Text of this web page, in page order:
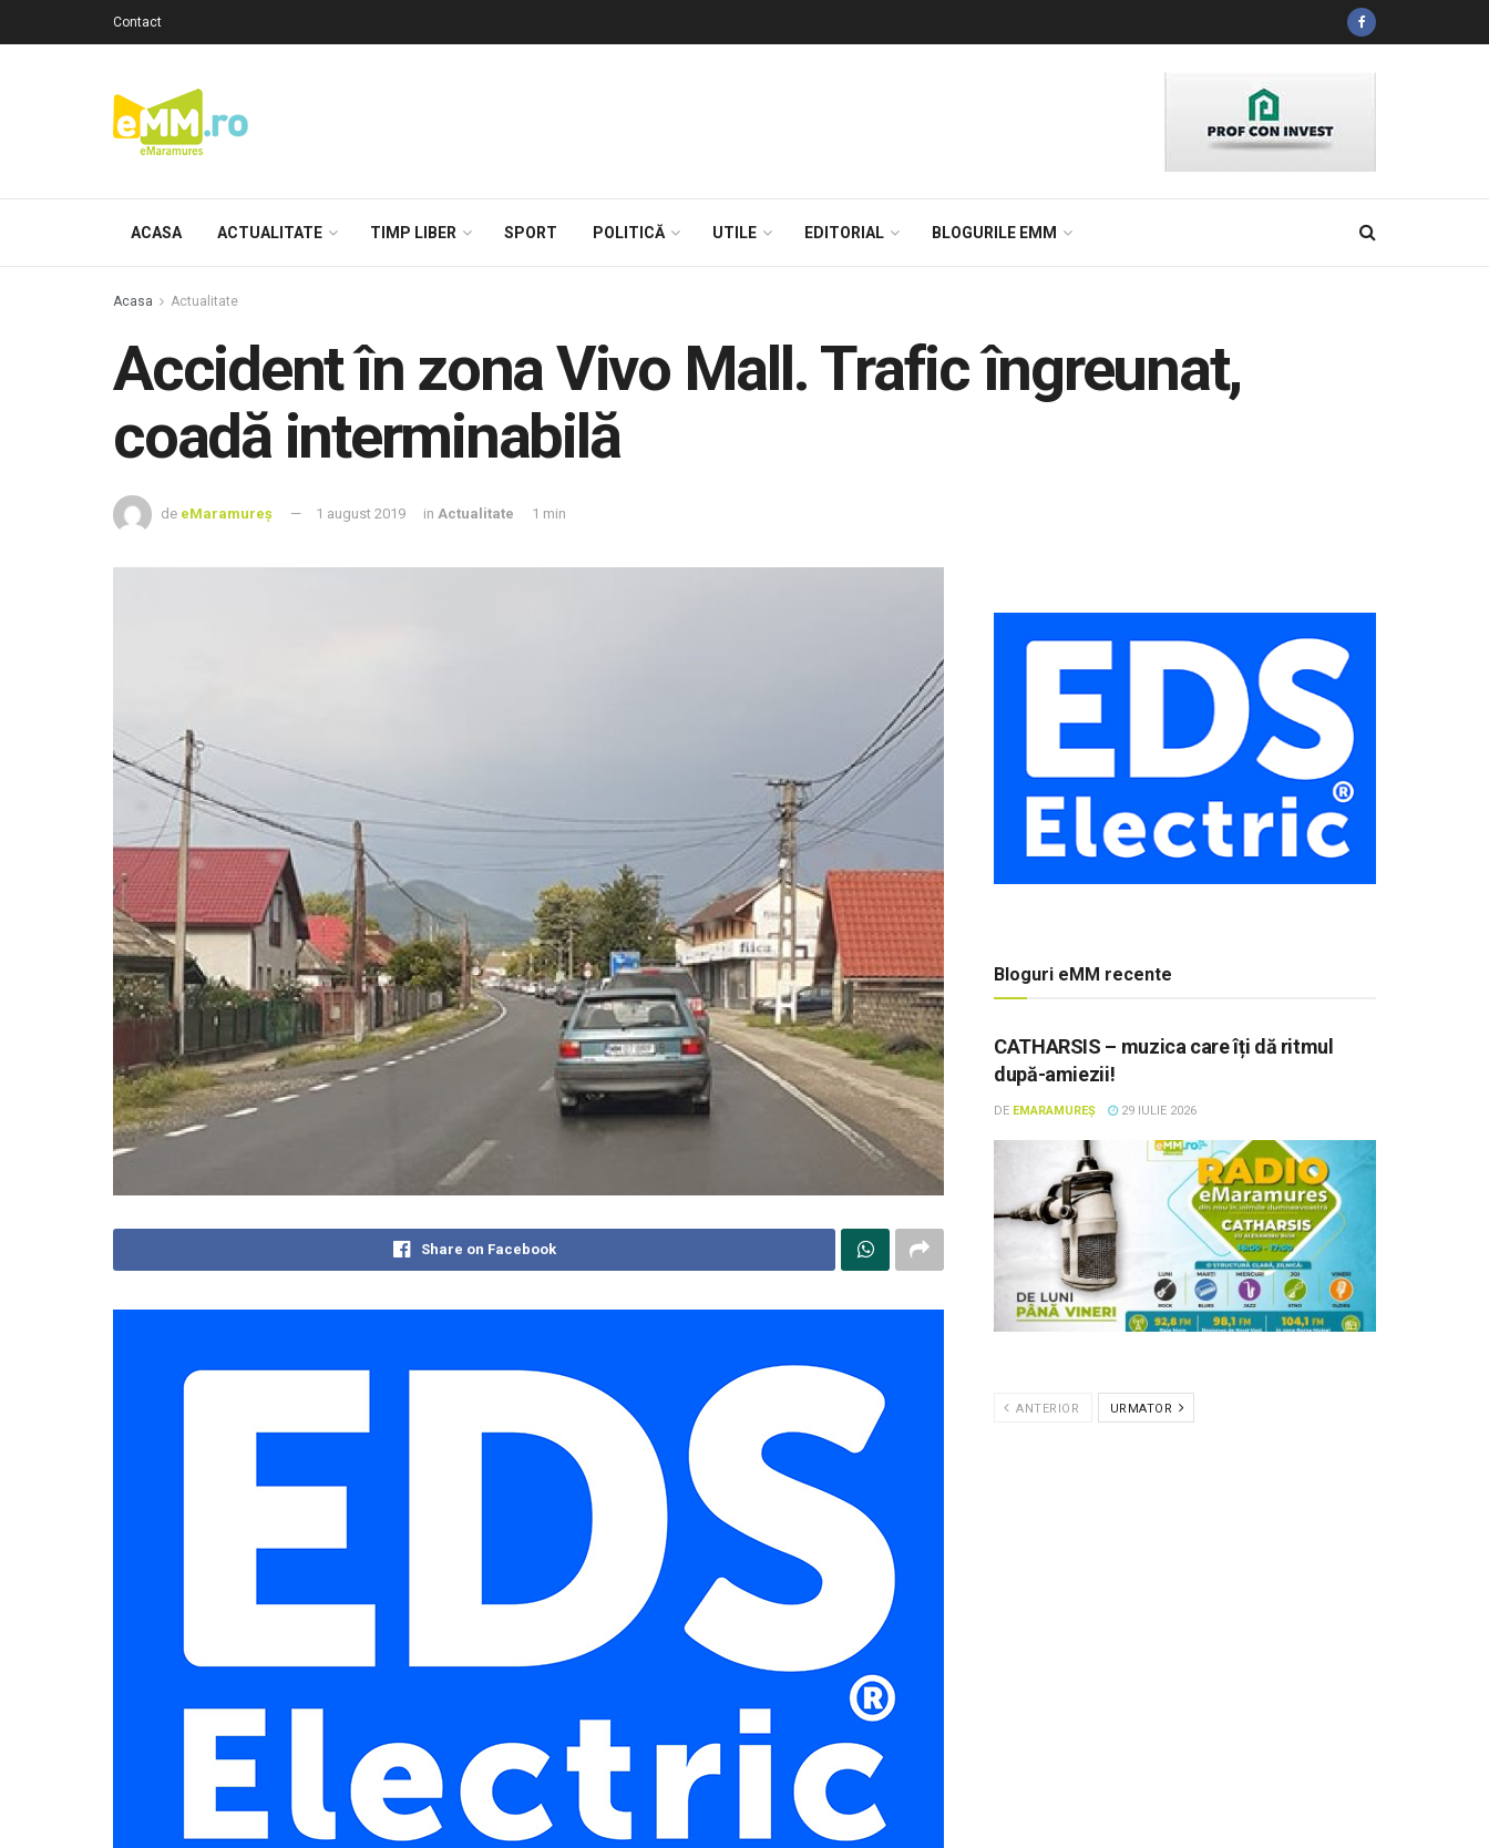
Contact
ACASA ACTUALITATE TIMP LIBER SPORT POLITICĂ UTILE EDITORIAL BLOGURILE EMM
Acasa Actualitate
Accident în zona Vivo Mall. Trafic îngreunat,
coadă interminabilă
de eMaramureș 1 august 2019 in Actualitate 1 min
Share on Facebook
Bloguri eMM recente
CATHARSIS – muzica care îți dă ritmul
după-amiezii!
DE EMARAMUREȘ 29 IULIE 2026
ANTERIOR URMATOR